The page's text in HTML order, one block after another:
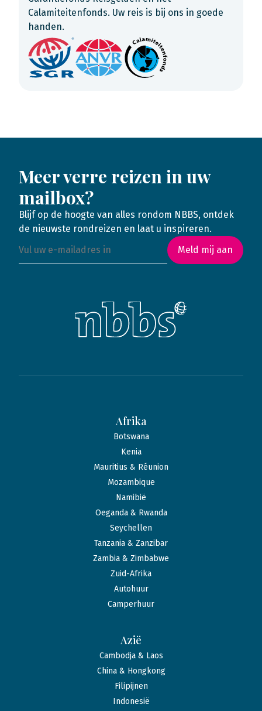
Calamiteitenfonds. Uw reis is bij ons in goede
handen.
Meer verre reizen in uw
mailbox?
Blijf op de hoogte van alles rondom NBBS, ontdek
de nieuwste rondreizen en laat u inspireren.
Meld mij aan
Afrika
Botswana
Kenia
Mauritius & Réunion
Mozambique
Namibië
Oeganda & Rwanda
Seychellen
Tanzania & Zanzibar
Zambia & Zimbabwe
Zuid-Afrika
Autohuur
Camperhuur
Azië
Cambodja & Laos
China & Hongkong
Filipijnen
Indonesië